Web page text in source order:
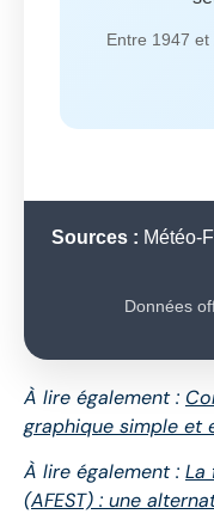
Entre 1947
Sources : Météo-
Données
À lire également :
graphique simple et
À lire également : La
(AFEST) : une